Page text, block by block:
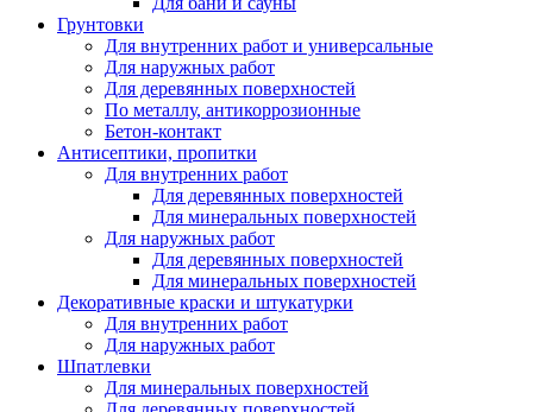
Грунтовки
Для внутренних работ и универсальные
Для наружных работ
Для деревянных поверхностей
По металлу, антикоррозионные
Бетон-контакт
Антисептики, пропитки
Для внутренних работ
Для деревянных поверхностей
Для минеральных поверхностей
Для наружных работ
Для деревянных поверхностей
Для минеральных поверхностей
Декоративные краски и штукатурки
Для внутренних работ
Для наружных работ
Шпатлевки
Для минеральных поверхностей